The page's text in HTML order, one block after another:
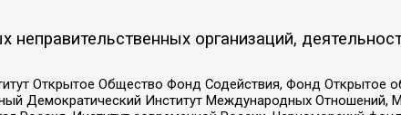
организаций,
Открытое Общество Фонд Содействия, Фонд Открытое
Демократический Институт Международных Отношений,